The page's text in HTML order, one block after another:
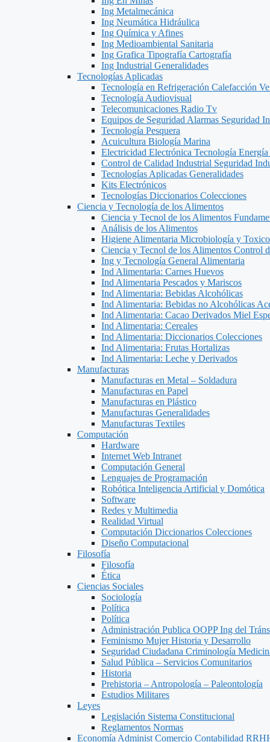
Ing Metalmecánica
Ing Neumática Hidráulica
Ing Química y Afines
Ing Medioambiental Sanitaria
Ing Grafica Tipografía Cartografía
Ing Industrial Generalidades
Tecnologías Aplicadas
Tecnología en Refrigeración Calefacción
Tecnología Audiovisual
Telecomunicaciones Radio Tv
Equipos de Seguridad Alarmas Seguridad
Tecnología Pesquera
Acuicultura Biología Marina
Electricidad Electrónica Tecnología Energía
Control de Calidad Industrial Seguridad
Tecnologías Aplicadas Generalidades
Kits Electrónicos
Tecnologías Diccionarios Colecciones
Ciencia y Tecnología de los Alimentos
Ciencia y Tecnol de los Alimentos
Análisis de los Alimentos
Higiene Alimentaria Microbiología y
Ciencia y Tecnol de los Alimentos Control
Ing y Tecnología General Alimentaria
Ind Alimentaria: Carnes Huevos
Ind Alimentaria Pescados y Mariscos
Ind Alimentaria: Bebidas Alcohólicas
Ind Alimentaria: Bebidas no Alcohólicas
Ind Alimentaria: Cacao Derivados Miel
Ind Alimentaria: Cereales
Ind Alimentaria: Diccionarios Colecciones
Ind Alimentaria: Frutas Hortalizas
Ind Alimentaria: Leche y Derivados
Manufacturas
Manufacturas en Metal – Soldadura
Manufacturas en Papel
Manufacturas en Plástico
Manufacturas Generalidades
Manufacturas Textiles
Computación
Hardware
Internet Web Intranet
Computación General
Lenguajes de Programación
Robótica Inteligencia Artificial y Domótica
Software
Redes y Multimedia
Realidad Virtual
Computación Diccionarios Colecciones
Diseño Computacional
Filosofía
Filosofía
Ética
Ciencias Sociales
Sociología
Política
Política
Administración Publica OOPP Ing del
Feminismo Mujer Historia y Desarrollo
Seguridad Ciudadana Criminología
Salud Pública – Servicios Comunitarios
Historia
Prehistoria – Antropología – Paleontología
Estudios Militares
Leyes
Legislación Sistema Constitucional
Reglamentos Normas
Economía Administ Comercio Contabilidad